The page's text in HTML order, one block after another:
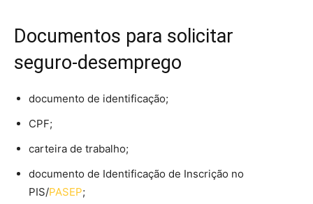
Documentos para solicitar
seguro-desemprego
documento de identificação;
CPF;
carteira de trabalho;
documento de Identificação de Inscrição no
PIS/PASEP;